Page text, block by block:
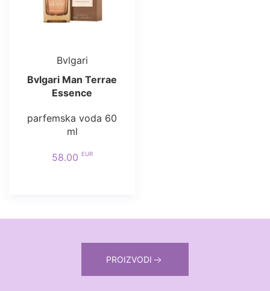
Bvlgari
Bvlgari Man Terrae
Essence
parfemska voda 60
ml
58.00 EUR
PROIZVODI